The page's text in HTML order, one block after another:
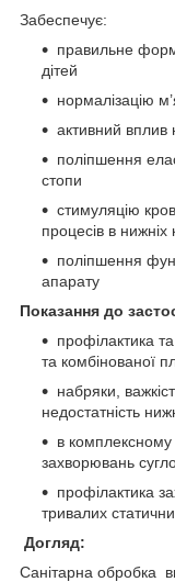
Забеспечує:
правильне
дітей
нормалізацію
активний вплив
поліпшення
стопи
стимуляцію
процесів в нижніх
поліпшення
апарату
Показання до
профілактика
та комбінованої
набряки,
недостатність
в комплексному
захворювань
профілактика
тривалих
Догляд:
Санітарна обробка